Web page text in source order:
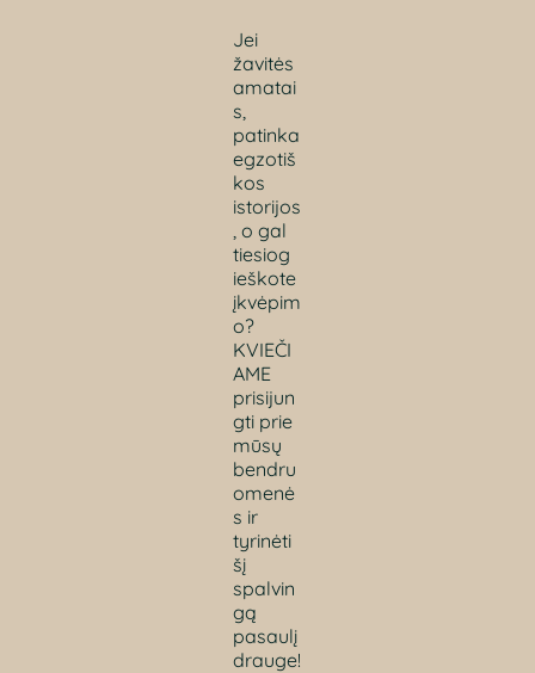
Jei
žavitės
amatai
s,
patinka
egzotiš
kos
istorijos
, o gal
tiesiog
ieškote
įkvėpim
o?
KVIEČI
AME
prisijun
gti prie
mūsų
bendru
omenė
s ir
tyrinėti
šį
spalvin
gą
pasaulį
drauge!